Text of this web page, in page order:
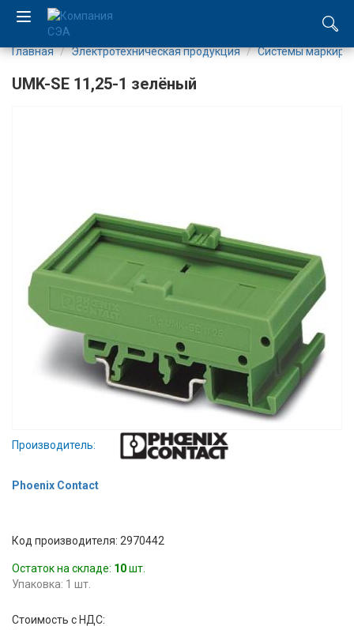
Производство
Услуги
Новости
Вакансии
Вход/
авторизация
Производители
Тех.
поддержка
Блог
Главная Электротехническая продукция Системы
UMK-SE 11,25-1 зелёный
Производитель:
Phoenix Contact
Код производителя: 2970442
Остаток на складе: 10шт.
Упаковка: 1 шт.
Стоимость с НДС: